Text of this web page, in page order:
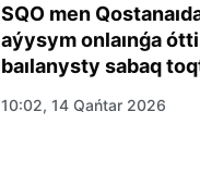
SQO men
aýysym onlaınǵa
baılanysty sabaq
10:02, 14 Qańtar 2026